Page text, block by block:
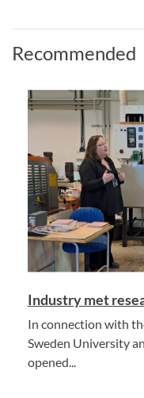
Recommended
Industry met
In connection with
Sweden University
opened...